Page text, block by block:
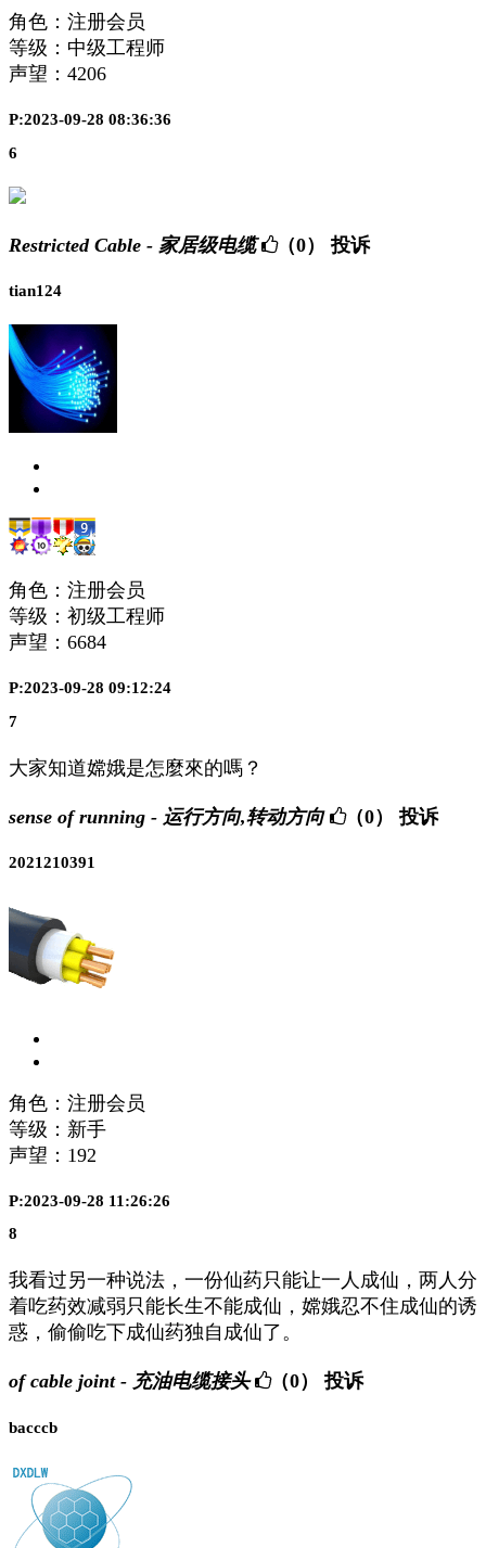
角色：注册会员
等级：中级工程师
声望： 4206
P:2023-09-28 08:36:36
6
Restricted Cable - 家居级电缆 （0） 投诉
tian124
角色：注册会员
等级：初级工程师
声望： 6684
P:2023-09-28 09:12:24
7
大家知道嫦娥是怎麼來的嗎？
sense of running - 运行方向,转动方向 （0） 投诉
2021210391
角色：注册会员
等级：新手
声望： 192
P:2023-09-28 11:26:26
8
我看过另一种说法，一份仙药只能让一人成仙，两人分
着吃药效减弱只能长生不能成仙，嫦娥忍不住成仙的诱
惑，偷偷吃下成仙药独自成仙了。
of cable joint - 充油电缆接头 （0） 投诉
bacccb